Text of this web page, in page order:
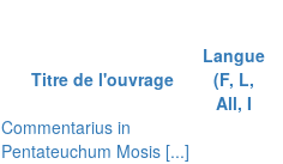
Titre de l'ouvrage
Langue
(F, L,
All, I
Commentarius in
Pentateuchum Mosis [...]